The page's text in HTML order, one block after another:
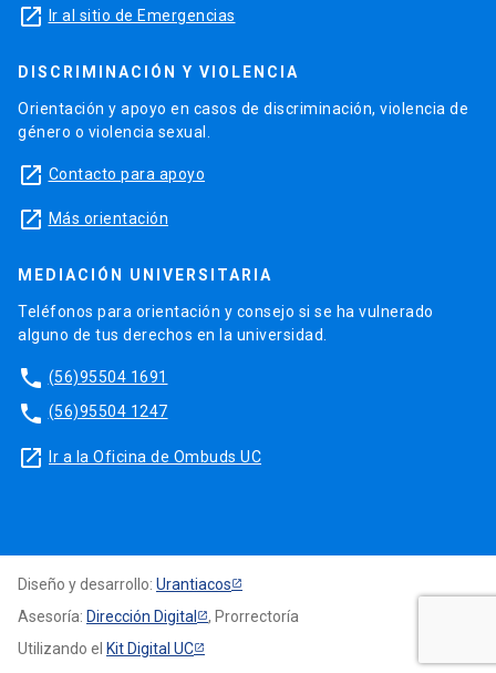
launch Ir al sitio de Emergencias
DISCRIMINACIÓN Y VIOLENCIA
Orientación y apoyo en casos de discriminación, violencia de
género o violencia sexual.
launch Contacto para apoyo
launch Más orientación
MEDIACIÓN UNIVERSITARIA
Teléfonos para orientación y consejo si se ha vulnerado
alguno de tus derechos en la universidad.
phone (56)95504 1691
phone (56)95504 1247
launch Ir a la Oficina de Ombuds UC
Diseño y desarrollo: Urantiacos
Asesoría: Dirección Digital
, Prorrectoría
Utilizando el Kit Digital UC